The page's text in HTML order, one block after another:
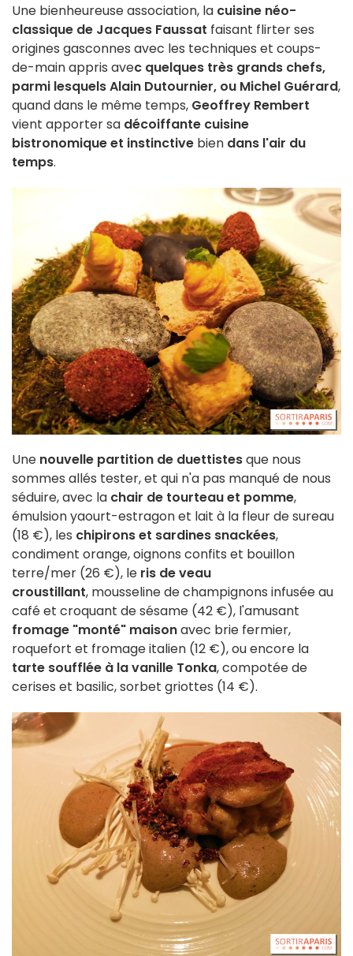
Une bienheureuse association, la cuisine néo-
classique de Jacques Faussat faisant flirter ses
origines gasconnes avec les techniques et coups-
de-main appris avec quelques très grands chefs,
parmi lesquels Alain Dutournier, ou Michel Guérard,
quand dans le même temps, Geoffrey Rembert
vient apporter sa décoiffante cuisine
bistronomique et instinctive bien dans l'air du
temps.
Une nouvelle partition de duettistesque nous
sommes allés tester, et qui n'a pas manqué de nous
séduire, avec la chair de tourteau et pomme,
émulsion yaourt-estragon et lait à la fleur de sureau
(18 €), les chipirons et sardines snackées,
condiment orange, oignons confits et bouillon
terre/mer (26 €), le ris de veau
croustillant, mousseline de champignons infusée au
café et croquant de sésame (42 €), l'amusant
fromage "monté" maisonavec brie fermier,
roquefort et fromage italien (12 €), ou encore la
tarte soufflée à la vanille Tonka, compotée de
cerises et basilic, sorbet griottes (14 €).